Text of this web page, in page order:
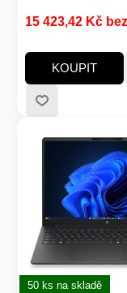
Ryzen™[1],
výdrží, které hravě
vše od procházení
streamování.
několika porty, které
zvládnout více
15 423,42 Kč
KOUPIT
50 ks na skladě